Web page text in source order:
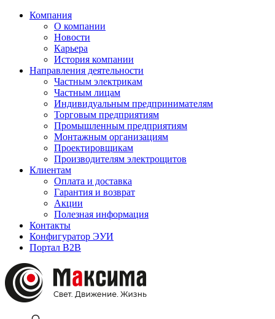
Компания
О компании
Новости
Карьера
История компании
Направления деятельности
Частным электрикам
Частным лицам
Индивидуальным предпринимателям
Торговым предприятиям
Промышленным предприятиям
Монтажным организациям
Проектировщикам
Производителям электрощитов
Клиентам
Оплата и доставка
Гарантия и возврат
Акции
Полезная информация
Контакты
Конфигуратор ЭУИ
Портал B2B